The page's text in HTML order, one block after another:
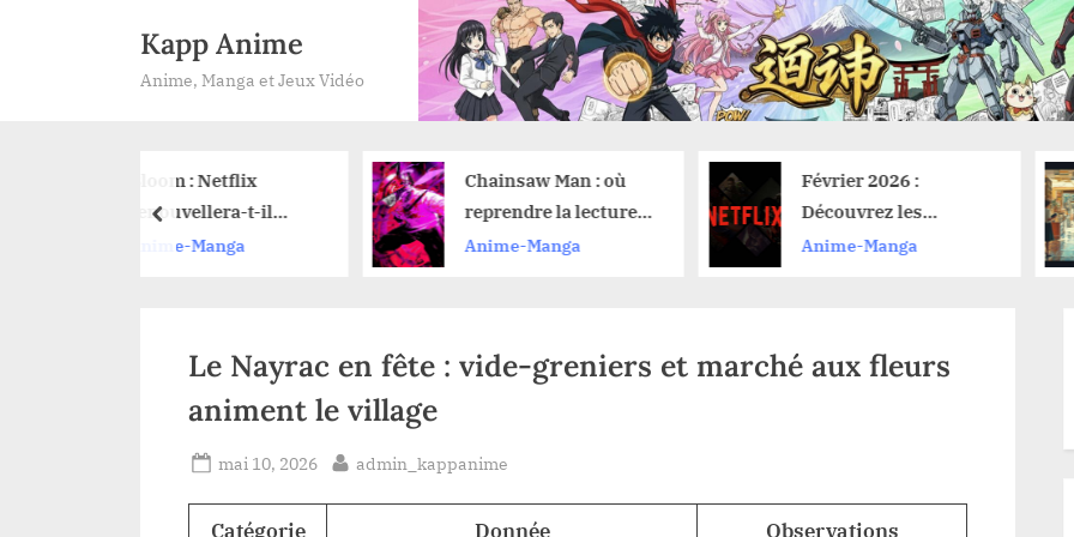
Kapp Anime
Anime, Manga et Jeux Vidéo
Chainsaw Man : où
reprendre la lecture
du manga après avoir
vu le film de l’arc de
Anime-Manga
Février 2026 :
Découvrez les
nouveautés anime sur
Netflix et leurs dates
Anime-Manga
Koharu : L’IA
traduit vos
sans effort
Anime-Manga
prev
Le Nayrac en fête : vide-greniers et marché aux fleurs
animent le village
Posted
mai 10, 2026 By
admin_kappanime
Catégorie Donnée Observations